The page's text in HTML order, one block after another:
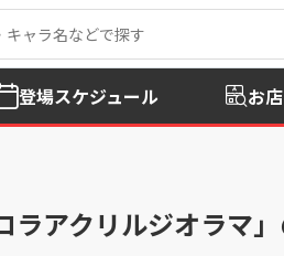
登場スケジュール お
ラアクリルジオラマ